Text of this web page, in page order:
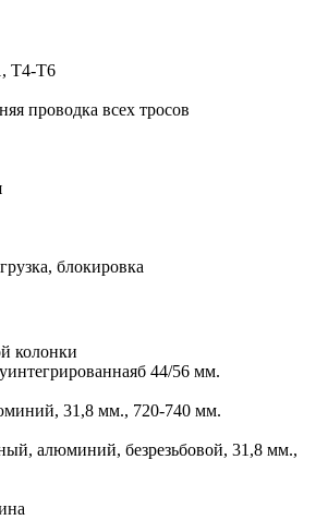
T4-T6
проводка всех тросов
блокировка
колонки
44/56 мм.
31,8 мм., 720-740 мм.
алюминий, безрезьбовой, 31,8 мм.,